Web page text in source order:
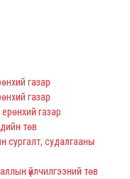
газар
газар
газар
төв
сургалт, судалгааны
үйлчилгээний төв